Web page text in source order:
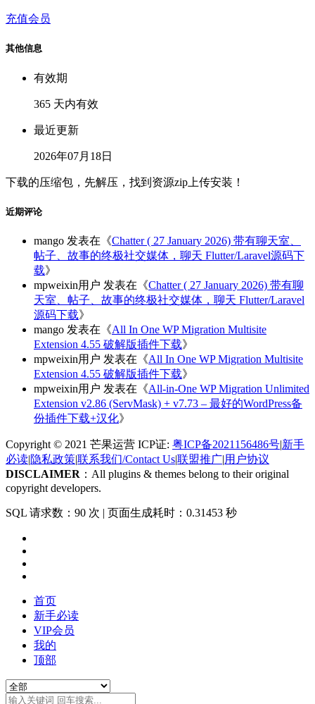
充值会员
其他信息
有效期
365 天内有效
最近更新
2026年07月18日
下载的压缩包，先解压，找到资源zip上传安装！
近期评论
mango 发表在《Chatter ( 27 January 2026) 带有聊天室、
帖子、故事的终极社交媒体，聊天 Flutter/Laravel源码下
载》
mpweixin用户 发表在《Chatter ( 27 January 2026) 带有聊
天室、帖子、故事的终极社交媒体，聊天 Flutter/Laravel
源码下载》
mango 发表在《All In One WP Migration Multisite
Extension 4.55 破解版插件下载》
mpweixin用户 发表在《All In One WP Migration Multisite
Extension 4.55 破解版插件下载》
mpweixin用户 发表在《All-in-One WP Migration Unlimited
Extension v2.86 (ServMask) + v7.73 – 最好的WordPress备
份插件下载+汉化》
Copyright © 2021 芒果运营 ICP证: 粤ICP备2021156486号|新手
必读|隐私政策|联系我们/Contact Us|联盟推广|用户协议
DISCLAIMER ：All plugins & themes belong to their original
copyright developers.
SQL 请求数：90 次 | 页面生成耗时：0.31453 秒
首页
新手必读
VIP会员
我的
顶部